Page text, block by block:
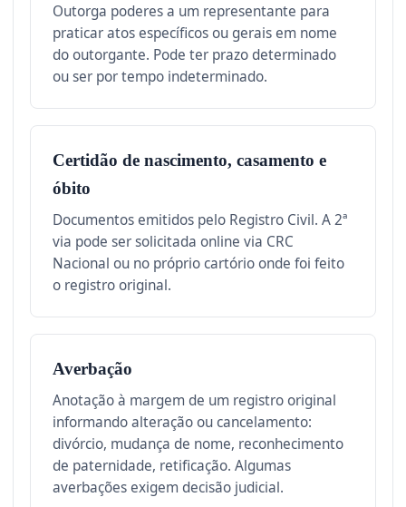
Outorga poderes a um representante para
praticar atos específicos ou gerais em nome
do outorgante. Pode ter prazo determinado
ou ser por tempo indeterminado.
Certidão de nascimento, casamento e
óbito
Documentos emitidos pelo Registro Civil. A 2ª
via pode ser solicitada online via CRC
Nacional ou no próprio cartório onde foi feito
o registro original.
Averbação
Anotação à margem de um registro original
informando alteração ou cancelamento:
divórcio, mudança de nome, reconhecimento
de paternidade, retificação. Algumas
averbações exigem decisão judicial.